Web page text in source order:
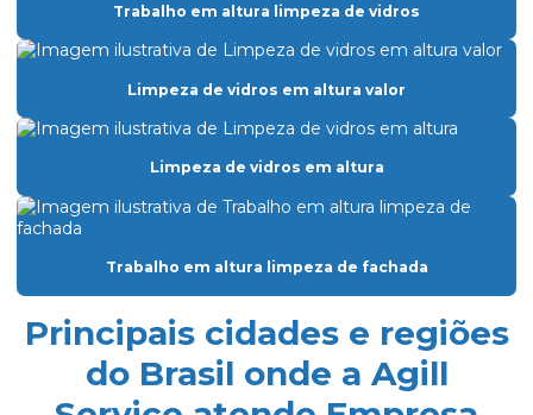
Empresa especializada em limpeza de vidros
Empresa de facilities prediais
Empresa facility serviços gerais
Empresa de lavagem de fachada de vidro
Empresa de limpeza condominio
Empresa de limpeza de fachadas
Empresa de limpeza facility
Empresa de limpeza pós obra
Trabalho em altura limpeza de vidros
Limpeza de vidros em altura valor
Limpeza de vidros em altura
Trabalho em altura limpeza de fachada
Principais cidades e regiões
do Brasil onde a Agill